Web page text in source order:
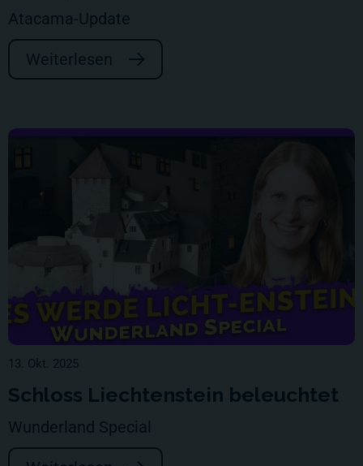
Atacama-Update
Weiterlesen
13. Okt. 2025
Schloss Liechtenstein beleuchtet
Wunderland Special